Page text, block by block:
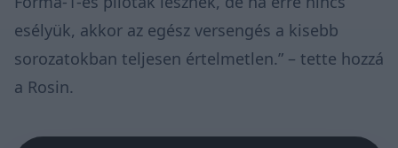
esélyük, akkor az egész versengés a kisebb
sorozatokban teljesen értelmetlen.” – tette hozzá
a Rosin.